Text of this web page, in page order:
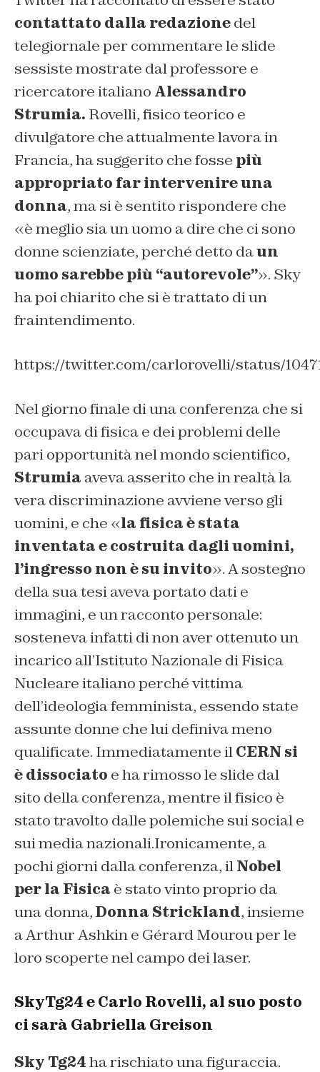
contattato dalla redazionedel
telegiornale per commentare le slide
sessiste mostrate dal professore e
ricercatore italiano Alessandro
Strumia. Rovelli, fisico teorico e
divulgatore che attualmente lavora in
Francia, ha suggerito che fosse più
appropriato far intervenire una
donna, ma si è sentito rispondere che
«è meglio sia un uomo a dire che ci sono
donne scienziate, perché detto daun
uomo sarebbe più “autorevole”». Sky
ha poi chiarito che si è trattato di un
fraintendimento.
https://twitter.com/carlorovelli/status/
Nel giorno finale di una conferenza che si
occupava di fisica e dei problemi delle
pari opportunità nel mondo scientifico,
Strumia aveva asserito che in realtà la
vera discriminazione avviene verso gli
uomini, e che «la fisica è stata
inventata e costruita dagli uomini,
l’ingresso non è su invito». A sostegno
della sua tesi aveva portato dati e
immagini, e un racconto personale:
sosteneva infatti di non aver ottenuto un
incarico all’Istituto Nazionale di Fisica
Nucleare italiano perché vittima
dell’ideologia femminista, essendo state
assunte donne che lui definiva meno
qualificate. Immediatamente ilCERN si
è dissociato e ha rimosso le slide dal
sito della conferenza, mentre il fisico è
stato travolto dalle polemiche sui social e
sui media nazionali.Ironicamente, a
pochi giorni dalla conferenza, ilNobel
per la Fisica è stato vinto proprio da
una donna,Donna Strickland, insieme
a Arthur Ashkin e Gérard Mourou per le
loro scoperte nel campo dei laser.
SkyTg24 e Carlo Rovelli, al suo posto
ci sarà Gabriella Greison
Sky Tg24ha rischiato una figuraccia.